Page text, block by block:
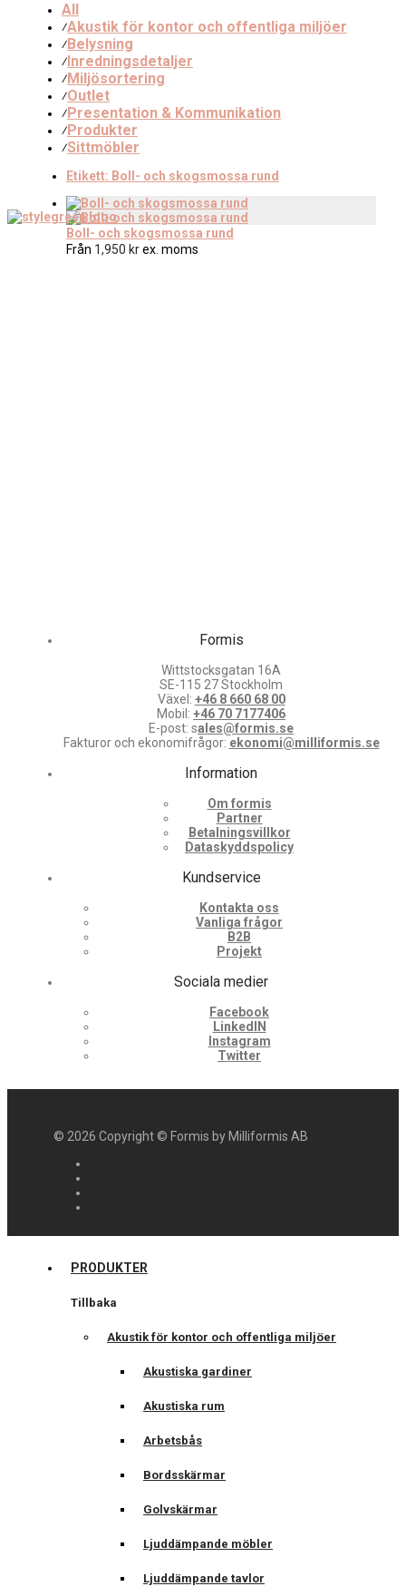
All
⁄Akustik för kontor och offentliga miljöer
⁄Belysning
⁄Inredningsdetaljer
⁄Miljösortering
⁄Outlet
⁄Presentation & Kommunikation
⁄Produkter
⁄Sittmöbler
Etikett: Boll- och skogsmossa rund
Boll- och skogsmossa rund
Från 1,950 krex. moms
Formis
Wittstocksgatan 16A
SE-115 27 Stockholm
Växel: +46 8 660 68 00
Mobil: +46 70 7177406
E-post: sales@formis.se
Fakturor och ekonomifrågor: ekonomi@milliformis.se
Information
Om formis
Partner
Betalningsvillkor
Dataskyddspolicy
Kundservice
Kontakta oss
Vanliga frågor
B2B
Projekt
Sociala medier
Facebook
LinkedIN
Instagram
Twitter
© 2026 Copyright © Formis by Milliformis AB
PRODUKTER
Tillbaka
Akustik för kontor och offentliga miljöer
Akustiska gardiner
Akustiska rum
Arbetsbås
Bordsskärmar
Golvskärmar
Ljuddämpande möbler
Ljuddämpande tavlor